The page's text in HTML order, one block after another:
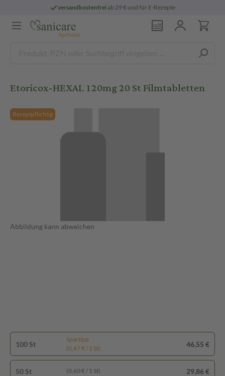
versandkostenfreiab 29 € und für E-Rezepte
Etoricox-HEXAL 120mg 20 St Filmtabletten
Rezeptpflichtig
Abbildung kann abweichen
100 St
Spartipp
(0,47 € / 1 St)
46,55 €
50 St (0,60 € / 1 St) 29,86 €